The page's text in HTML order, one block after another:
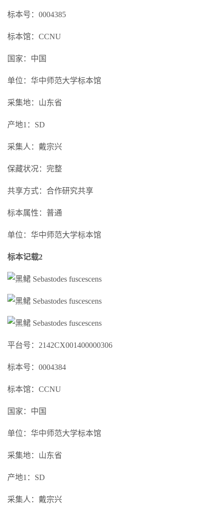
标本号：0004385
标本馆：CCNU
国家：中国
单位：华中师范大学标本馆
采集地：山东省
产地1：SD
采集人：戴宗兴
保藏状况：完整
共享方式：合作研究共享
标本属性：普通
单位：华中师范大学标本馆
标本记载2
平台号：2142CX001400000306
标本号：0004384
标本馆：CCNU
国家：中国
单位：华中师范大学标本馆
采集地：山东省
产地1：SD
采集人：戴宗兴